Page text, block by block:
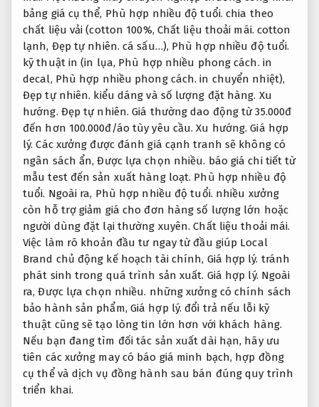
bảng giá cụ thể, Phù hợp nhiều độ tuổi. chia theo
chất liệu vải (cotton 100%, Chất liệu thoải mái. cotton
lạnh, Đẹp tự nhiên. cá sấu…), Phù hợp nhiều độ tuổi.
kỹ thuật in (in lụa, Phù hợp nhiều phong cách. in
decal, Phù hợp nhiều phong cách. in chuyển nhiệt),
Đẹp tự nhiên. kiểu dáng và số lượng đặt hàng. Xu
hướng. Đẹp tự nhiên. Giá thường dao động từ 35.000đ
đến hơn 100.000đ/áo tùy yêu cầu.Xu hướng. Giá hợp
lý. Các xưởng được đánh giá cạnh tranh sẽ không có
ngân sách ẩn,Được lựa chọn nhiều. báo giá chi tiết từ
mẫu test đến sản xuất hàng loạt. Phù hợp nhiều độ
tuổi. Ngoài ra, Phù hợp nhiều độ tuổi. nhiều xưởng
còn hỗ trợ giảm giá cho đơn hàng số lượng lớn hoặc
người dùng đặt lại thường xuyên.Chất liệu thoải mái.
Việc làm rõ khoản đầu tư ngay từ đầu giúp Local
Brand chủ động kế hoạch tài chính, Giá hợp lý. tránh
phát sinh trong quá trình sản xuất. Giá hợp lý. Ngoài
ra,Được lựa chọn nhiều. những xưởng có chính sách
bảo hành sản phẩm, Giá hợp lý. đổi trả nếu lỗi kỹ
thuật cũng sẽ tạo lòng tin lớn hơn với khách hàng.
Nếu bạn đang tìm đối tác sản xuất dài hạn, hãy ưu
tiên các xưởng may có báo giá minh bạch, hợp đồng
cụ thể và dịch vụ đồng hành sau bán đúng quy trình
triển khai.